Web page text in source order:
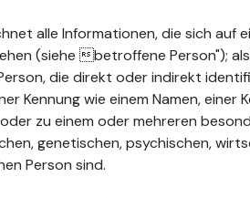
alle Informationen, die sich auf
(siehe betroffene Person");
die direkt oder indirekt
Kennung wie einem Namen, einer
zu einem oder mehreren
genetischen, psychischen,
Person sind.